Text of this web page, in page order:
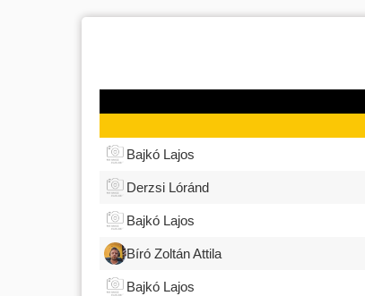
Bajkó Lajos
Derzsi Lóránd
Bajkó Lajos
Bíró Zoltán Attila
Bajkó Lajos